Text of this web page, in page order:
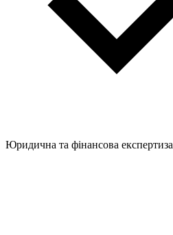
Юридична та фінансова експертиза